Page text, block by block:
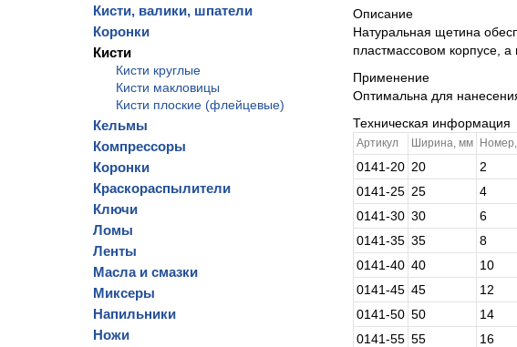
Кисти, валики, шпатели
Коронки
Кисти
Кисти круглые
Кисти макловицы
Кисти плоские (флейцевые)
Кельмы
Компрессоры
Коронки
Краскораспылители
Ключи
Ломы
Ленты
Масла и смазки
Миксеры
Напильники
Ножи
Описание
Натуральная щетина
пластмассовом корпусе,
Применение
Оптимальна для
Техническая информация
Артикул Ширина, мм
0141-20 20 2
0141-25 25 4
0141-30 30 6
0141-35 35 8
0141-40 40 10
0141-45 45 12
0141-50 50 14
0141-55 55 16